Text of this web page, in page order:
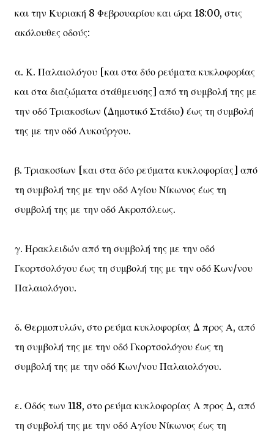
και την Κυριακή 8 Φεβρουαρίου και ώρα 18:00, στις
ακόλουθες οδούς:
α. Κ. Παλαιολόγου [και στα δύο ρεύματα κυκλοφορίας
και στα διαζώματα στάθμευσης] από τη συμβολή της με
την οδό Τριακοσίων (Δημοτικό Στάδιο) έως τη συμβολή
της με την οδό Λυκούργου.
β. Τριακοσίων [και στα δύο ρεύματα κυκλοφορίας] από
τη συμβολή της με την οδό Αγίου Νίκωνος έως τη
συμβολή της με την οδό Ακροπόλεως.
γ. Ηρακλειδών από τη συμβολή της με την οδό
Γκορτσολόγου έως τη συμβολή της με την οδό Κων/νου
Παλαιολόγου.
δ. Θερμοπυλών, στο ρεύμα κυκλοφορίας Δ προς Α, από
τη συμβολή της με την οδό Γκορτσολόγου έως τη
συμβολή της με την οδό Κων/νου Παλαιολόγου.
ε. Οδός των 118, στο ρεύμα κυκλοφορίας Α προς Δ, από
τη συμβολή της με την οδό Αγίου Νίκωνος έως τη